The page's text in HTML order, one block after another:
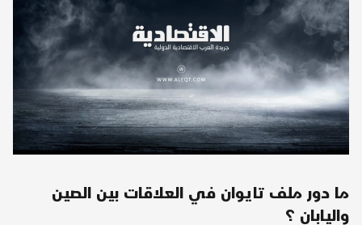
ما دور ملف تايوان في العلاقات بين الصين
واليابان ؟